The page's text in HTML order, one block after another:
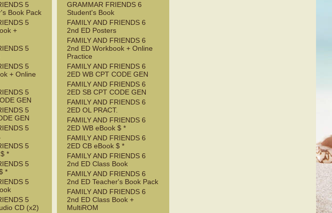
5
Book Pack
5
+
5
5
+ Online
5
GEN
5
GEN
5
5
*
5
*
5
5
CD (x2)
GRAMMAR FRIENDS 6
Student's Book
FAMILY AND FRIENDS 6
2nd ED Posters
FAMILY AND FRIENDS 6
2nd ED Workbook + Online
Practice
FAMILY AND FRIENDS 6
2ED WB CPT CODE GEN
FAMILY AND FRIENDS 6
2ED SB CPT CODE GEN
FAMILY AND FRIENDS 6
2ED OL PRACT.
FAMILY AND FRIENDS 6
2ED WB eBook $ *
FAMILY AND FRIENDS 6
2ED CB eBook $ *
FAMILY AND FRIENDS 6
2nd ED Class Book
FAMILY AND FRIENDS 6
2nd ED Teacher's Book Pack
FAMILY AND FRIENDS 6
2nd ED Class Book +
MultiROM